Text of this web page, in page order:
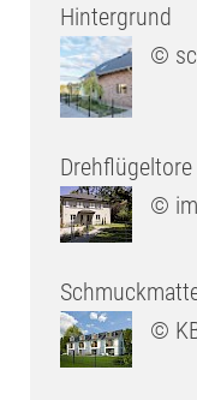
Hintergrund
©
Drehflügeltore
©
©